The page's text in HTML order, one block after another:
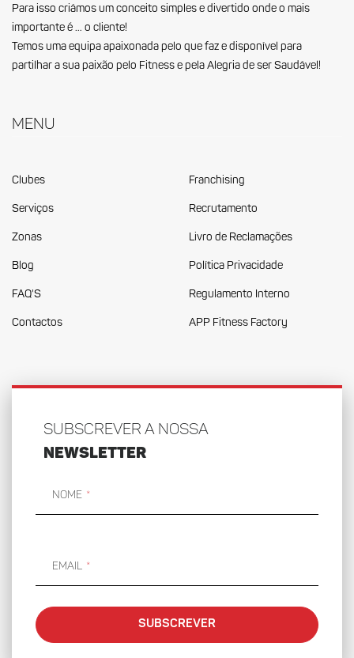
Para isso criámos um conceito simples e divertido onde o mais
importante é … o cliente!
Temos uma equipa apaixonada pelo que faz e disponível para
partilhar a sua paixão pelo Fitness e pela Alegria de ser Saudável!
Menu
Clubes
Serviços
Zonas
Blog
FAQ'S
Contactos
Franchising
Recrutamento
Livro de Reclamações
Política Privacidade
Regulamento Interno
APP Fitness Factory
SUBSCREVER A NOSSA
NEWSLETTER
Nome
Email
SUBSCREVER